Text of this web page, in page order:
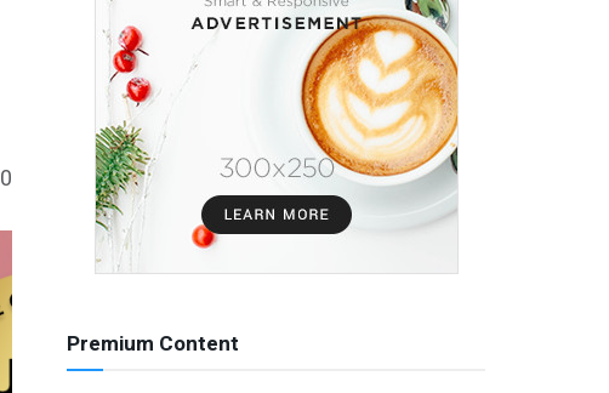
0
Premium Content